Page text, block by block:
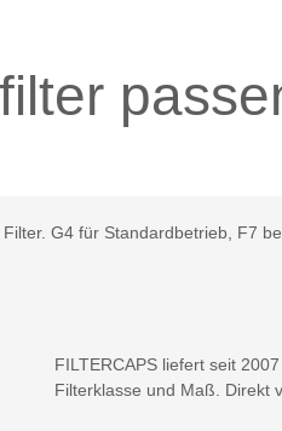
G4 für Standardbetrieb, F7
FILTERCAPS liefert seit
Filterklasse und Maß. Direkt